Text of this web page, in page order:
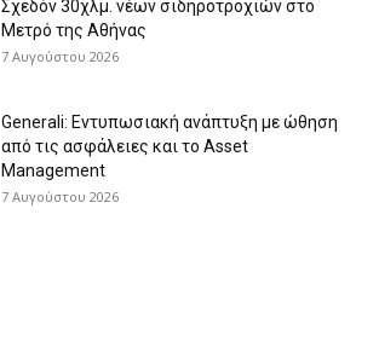
Σχεδόν 30χλμ. νέων σιδηροτροχιών στο
Μετρό της Αθήνας
7 Αυγούστου 2026
Generali: Eντυπωσιακή ανάπτυξη με ώθηση
από τις ασφάλειες και το Asset
Management
7 Αυγούστου 2026